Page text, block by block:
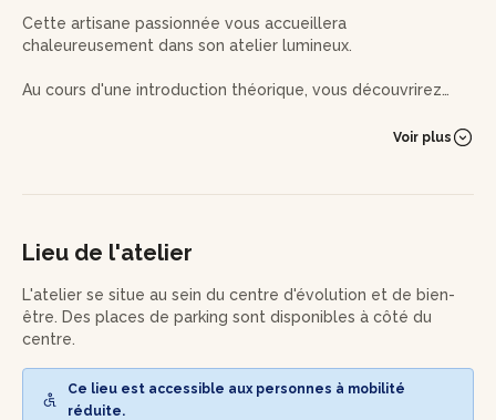
Cette artisane passionnée vous accueillera
chaleureusement dans son atelier lumineux.
Au cours d'une introduction théorique, vous découvrirez
des notes de tête, qui captent immédiatement votre
accords préférés parmi ceux qui seront mis à votre
d'une formule équilibrée.
Vous aurez ici la possibilité de procéder à plusieurs essais
Voir plus
Lieu de l'atelier
L'atelier se situe au sein du centre d'évolution et de bien-
être. Des places de parking sont disponibles à côté du
centre.
Ce lieu est accessible aux personnes à mobilité
réduite.